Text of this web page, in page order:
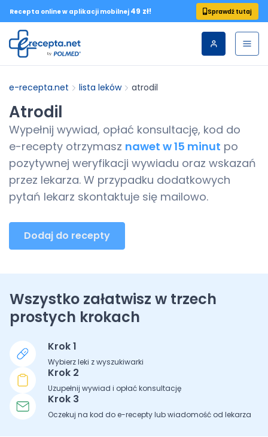
Recepta online w aplikacji mobilnej 49 zł! Sprawdź tutaj
e-recepta.net lista leków atrodil
Atrodil
Wypełnij wywiad, opłać konsultację, kod do
e-recepty otrzymasz nawet w 15 minut po
pozytywnej weryfikacji wywiadu oraz wskazań
przez lekarza. W przypadku dodatkowych
pytań lekarz skontaktuje się mailowo.
Dodaj do recepty
Wszystko załatwisz w trzech
prostych krokach
Krok 1
Wybierz leki z wyszukiwarki
Krok 2
Uzupełnij wywiad i opłać konsultację
Krok 3
Oczekuj na kod do e-recepty lub wiadomość od lekarza